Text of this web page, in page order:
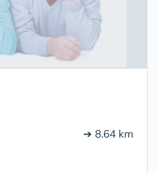
➔ 8.64 km